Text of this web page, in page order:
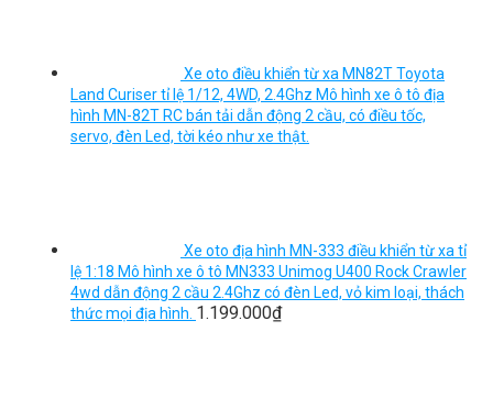
Xe oto điều khiển từ xa MN82T Toyota
Land Curiser tỉ lệ 1/12, 4WD, 2.4Ghz Mô hình xe ô tô địa
hình MN-82T RC bán tải dẫn động 2 cầu, có điều tốc,
servo, đèn Led, tời kéo như xe thật.
Xe oto địa hình MN-333 điều khiển từ xa tỉ
lệ 1:18 Mô hình xe ô tô MN333 Unimog U400 Rock Crawler
4wd dẫn động 2 cầu 2.4Ghz có đèn Led, vỏ kim loại, thách
thức mọi địa hình. 1.199.000₫